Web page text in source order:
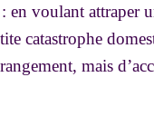
voulant attraper
catastrophe
mais